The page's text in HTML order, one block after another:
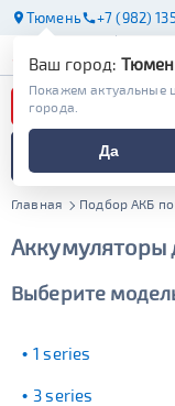
Тюмень +7 (982)
АКБ
ПОДБОР
Главная Подбор АКБ
Аккумуляторы
Выберите
1 series
3 series
Ваш город:
Покажем актуальные
города.
Да